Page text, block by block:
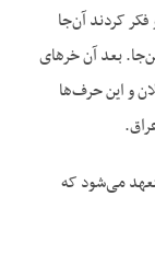
کردند آن‌جا
بعد آن خرهای
و این حرف‌ها
می‌شود که